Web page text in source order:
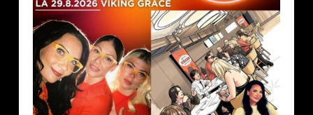
Deittisirkus
pikadeiteille
(Viking
Grace)